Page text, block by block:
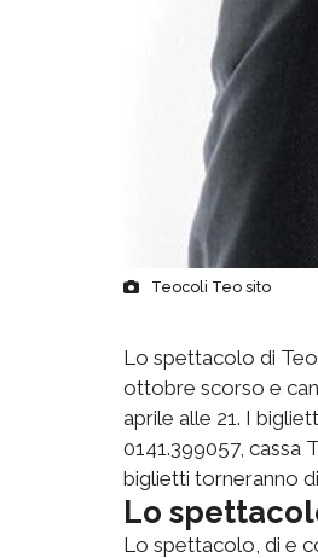
Teocoli Teo sito
Lo spettacolo di
ottobre scorso e
aprile alle 21. I
0141.399057, cassa
biglietti torneranno
Lo
Lo spettacolo, di e